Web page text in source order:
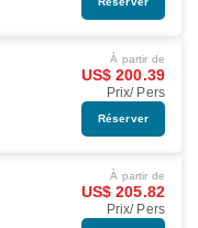
À partir de
US$ 200.39
Prix/ Pers
Réserver
À partir de
US$ 205.82
Prix/ Pers